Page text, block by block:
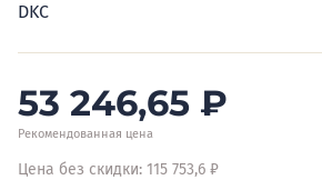
DKC
53 246,65 ₽
Рекомендованная цена
Цена без скидки: 115 753,6 ₽